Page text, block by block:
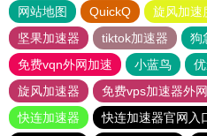
网站地图 QuickQ 旋风加速
坚果加速器
tiktok加速器
狗
免费vqn外网加速
小蓝鸟
旋风加速器
免费vps加速器外
快连加速器
快连加速器官网入